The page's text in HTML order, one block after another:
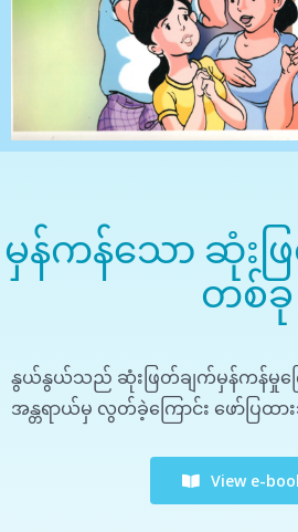
မှန်ကန်သော ဆုံးဖ
တစ်ခု
နွယ်နွယ်သည် ဆုံးဖြတ်ချက်မှန်ကန်မှုက
အန္တရာယ်မှ လွတ်ခဲ့ကြောင်း ဖော်ပြထ
View e-